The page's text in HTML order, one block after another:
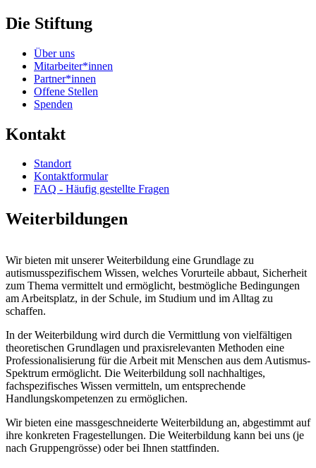
Die Stiftung
Über uns
Mitarbeiter*innen
Partner*innen
Offene Stellen
Spenden
Kontakt
Standort
Kontaktformular
FAQ - Häufig gestellte Fragen
Weiterbildungen
Wir bieten mit unserer Weiterbildung eine Grundlage zu
autismusspezifischem Wissen, welches Vorurteile abbaut, Sicherheit
zum Thema vermittelt und ermöglicht, bestmögliche Bedingungen
am Arbeitsplatz, in der Schule, im Studium und im Alltag zu
schaffen.
In der Weiterbildung wird durch die Vermittlung von vielfältigen
theoretischen Grundlagen und praxisrelevanten Methoden eine
Professionalisierung für die Arbeit mit Menschen aus dem Autismus-
Spektrum ermöglicht. Die Weiterbildung soll nachhaltiges,
fachspezifisches Wissen vermitteln, um entsprechende
Handlungskompetenzen zu ermöglichen.
Wir bieten eine massgeschneiderte Weiterbildung an, abgestimmt auf
ihre konkreten Fragestellungen. Die Weiterbildung kann bei uns (je
nach Gruppengrösse) oder bei Ihnen stattfinden.